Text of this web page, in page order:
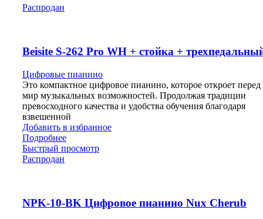
Распродан
Beisite S-262 Pro WH + стойка +
Цифровые пианино
Это компактное цифровое пианино, которое откроет
мир музыкальных возможностей. Продолжая традиции
превосходного качества и удобства обучения благодаря
взвешенной
Добавить в избранное
Подробнее
Быстрый просмотр
Распродан
NPK-10-BK Цифровое пианино Nux Cherub